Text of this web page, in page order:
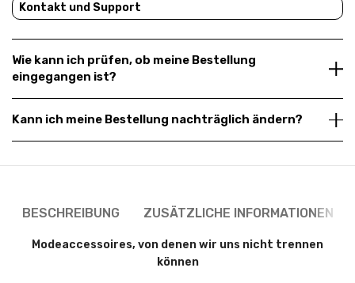
Kontakt und Support
Wie kann ich prüfen, ob meine Bestellung
eingegangen ist?
Kann ich meine Bestellung nachträglich ändern?
BESCHREIBUNG ZUSÄTZLICHE INFORMATIONEN
Modeaccessoires, von denen wir uns nicht trennen
können